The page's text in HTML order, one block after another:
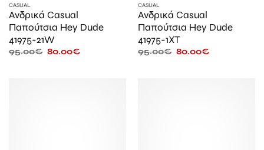
CASUAL
Ανδρικά Casual
Παπούτσια Hey Dude
41975-21W
95.00€ 80.00€
CASUAL
Ανδρικά Casual
Παπούτσια Hey Dude
41975-1XT
95.00€ 80.00€